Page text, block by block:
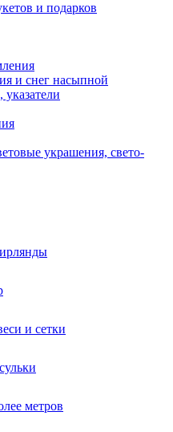
и подарков
и снег насыпной
украшения, свето-
и сетки
метров